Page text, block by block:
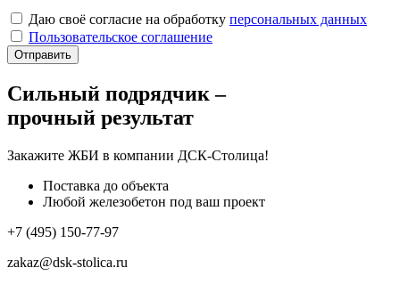
Даю своё согласие на обработку персональных данных
Пользовательское соглашение
Отправить
Сильный подрядчик –
прочный результат
Закажите ЖБИ в компании ДСК-Столица!
Поставка до объекта
Любой железобетон под ваш проект
+7 (495) 150-77-97
zakaz@dsk-stolica.ru